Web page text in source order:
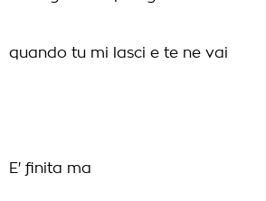
quando tu mi lasci e te ne vai
E' finita ma